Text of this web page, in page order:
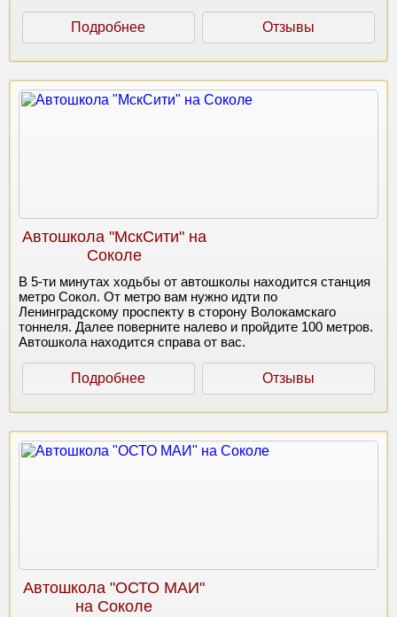
Подробнее Отзывы
Автошкола "МскСити" на
Соколе
В 5-ти минутах ходьбы от автошколы находится станция
метро Сокол. От метро вам нужно идти по
Ленинградскому проспекту в сторону Волокамскаго
тоннеля. Далее поверните налево и пройдите 100 метров.
Автошкола находится справа от вас.
Подробнее Отзывы
Автошкола "ОСТО МАИ"
на Соколе